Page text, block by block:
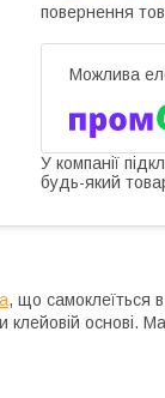
повернення
У компанії
будь-який
, що самоклеїться
основі.